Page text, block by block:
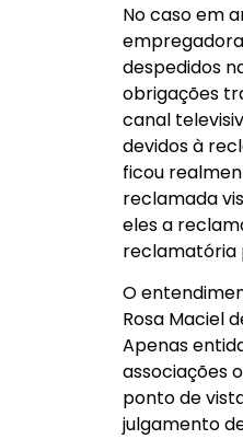
No caso em
despedidos
obrigações
canal
devidos à
ficou
reclamada
eles a
reclamatória
O
Rosa Maciel
Apenas
associações
ponto de
julgamento